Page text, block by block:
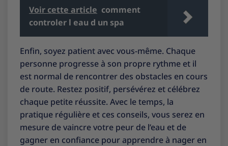
Voir cette article comment
controler l eau d un spa
Enfin, soyez patient avec vous-même. Chaque
personne progresse à son propre rythme et il
est normal de rencontrer des obstacles en cours
de route. Restez positif, persévérez et célébrez
chaque petite réussite. Avec le temps, la
pratique régulière et ces conseils, vous serez en
mesure de vaincre votre peur de l’eau et de
gagner en confiance pour apprendre à nager en